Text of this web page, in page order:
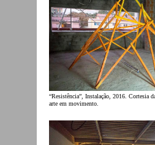
“Resistência”, Instalação, 2016. Cortesia
arte em movimento.